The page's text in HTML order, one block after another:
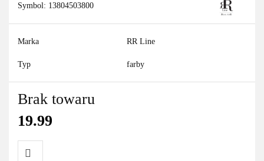
Symbol: 13804503800
Marka RR Line
Typ farby
Brak towaru
19.99